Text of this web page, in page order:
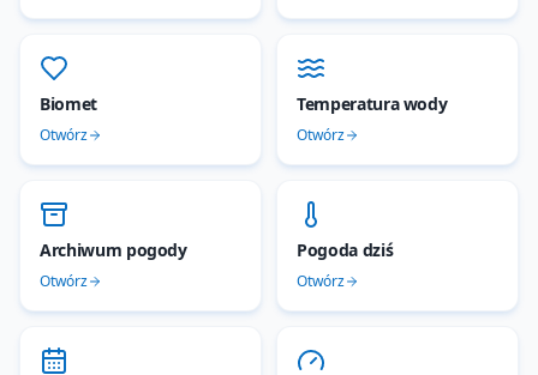
Biomet
Otwórz
Temperatura wody
Otwórz
Archiwum pogody
Otwórz
Pogoda dziś
Otwórz